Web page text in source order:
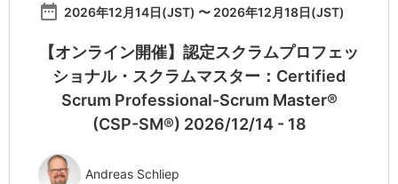
date_range 2026年12月14日(JST) 〜 2026年12月18日(JST)
【オンライン開催】認定スクラムプロフェッ
ショナル・スクラムマスター：Certified
Scrum Professional-Scrum Master®
(CSP-SM®) 2026/12/14 - 18
Andreas Schliep